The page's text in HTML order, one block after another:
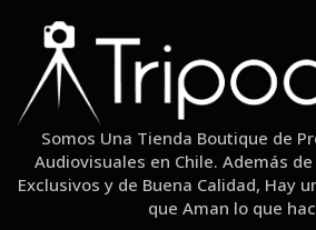
Somos Una Tienda Boutique de
Audiovisuales en Chile. Además
Exclusivos y de Buena Calidad, Hay
que Aman lo que